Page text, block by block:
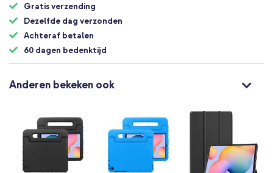
Gratis verzending
Dezelfde dag verzonden
Achteraf betalen
60 dagen bedenktijd
Anderen bekeken ook